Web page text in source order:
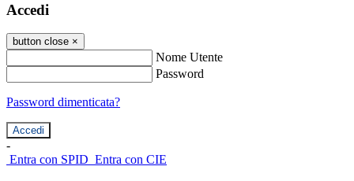
Accedi
button close ×
Nome Utente
Password
Password dimenticata?
-
Entra con SPID Entra con CIE